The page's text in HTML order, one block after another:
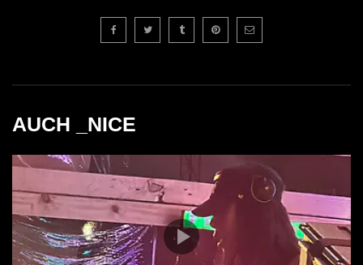
das Publikum in seinen Bann zu ziehen.
bekannten Künstlern zusammengearbeitet.
Sein Stil wird oft als Mischung aus verschiedenen
Genres beschrieben, was ihn einzigartig macht.
Morillo moderierte auch mehrere Veranstaltungen
und Festivals, die elektronische Musik feierten.
AUCH _NICE